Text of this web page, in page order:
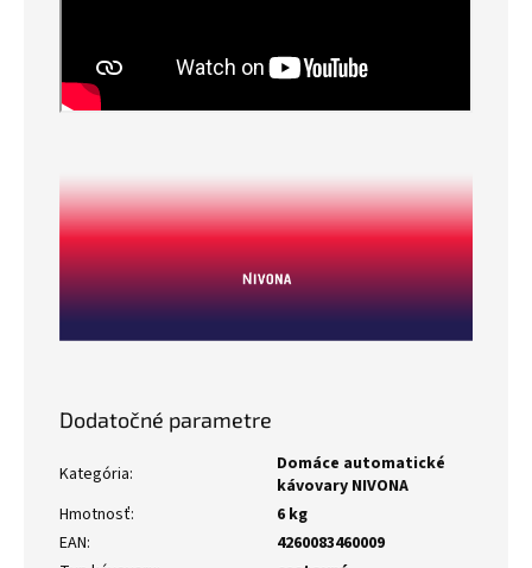
Dodatočné parametre
Kategória:
Domáce automatické
kávovary NIVONA
Hmotnosť:
6 kg
EAN:
4260083460009